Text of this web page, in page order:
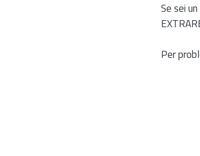
Se sei
Per